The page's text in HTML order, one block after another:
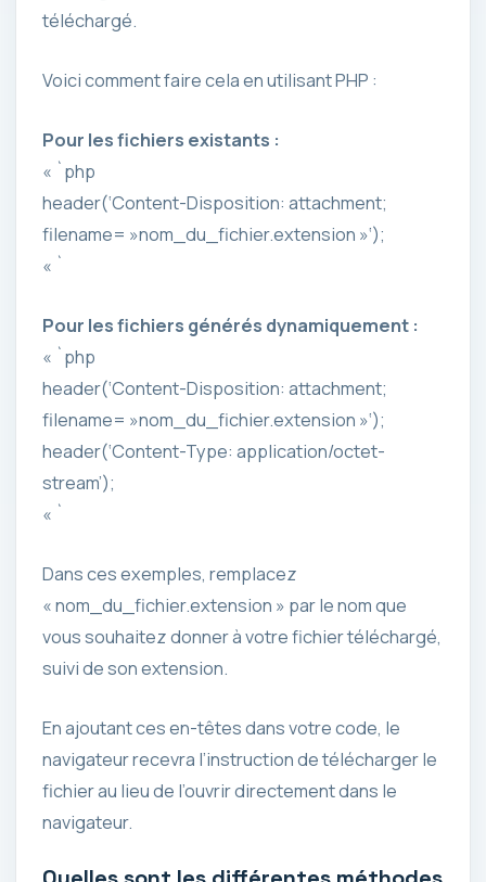
téléchargé.
Voici comment faire cela en utilisant PHP :
Pour les fichiers existants :
« `php
header(‘Content-Disposition: attachment;
filename= »nom_du_fichier.extension »‘);
« `
Pour les fichiers générés dynamiquement :
« `php
header(‘Content-Disposition: attachment;
filename= »nom_du_fichier.extension »‘);
header(‘Content-Type: application/octet-
stream’);
« `
Dans ces exemples, remplacez
« nom_du_fichier.extension » par le nom que
vous souhaitez donner à votre fichier téléchargé,
suivi de son extension.
En ajoutant ces en-têtes dans votre code, le
navigateur recevra l’instruction de télécharger le
fichier au lieu de l’ouvrir directement dans le
navigateur.